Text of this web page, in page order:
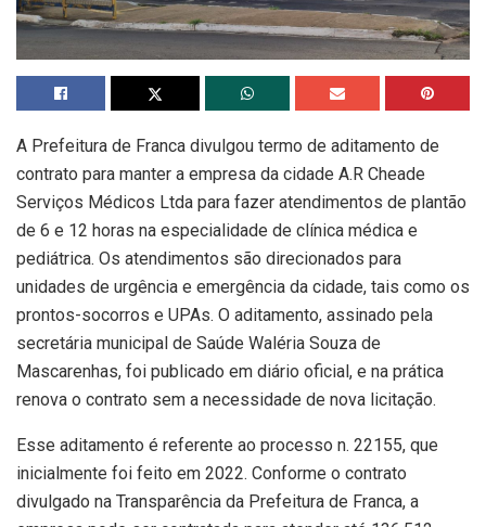
A Prefeitura de Franca divulgou termo de aditamento de
contrato para manter a empresa da cidade A.R Cheade
Serviços Médicos Ltda para fazer atendimentos de plantão
de 6 e 12 horas na especialidade de clínica médica e
pediátrica. Os atendimentos são direcionados para
unidades de urgência e emergência da cidade, tais como os
prontos-socorros e UPAs. O aditamento, assinado pela
secretária municipal de Saúde Waléria Souza de
Mascarenhas, foi publicado em diário oficial, e na prática
renova o contrato sem a necessidade de nova licitação.
Esse aditamento é referente ao processo n. 22155, que
inicialmente foi feito em 2022. Conforme o contrato
divulgado na Transparência da Prefeitura de Franca, a